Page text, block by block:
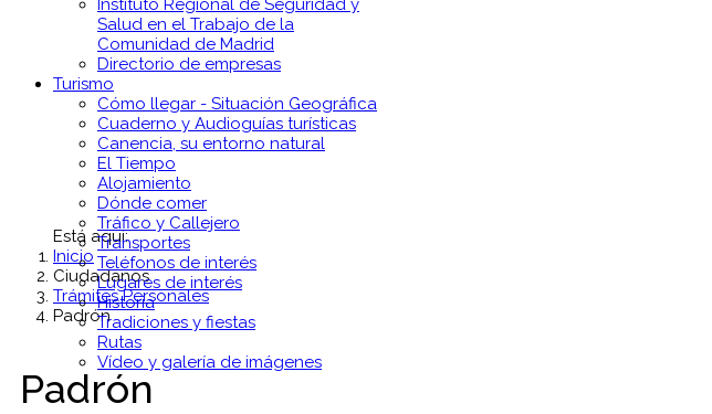
Instituto Regional de Seguridad y
Salud en el Trabajo de la
Comunidad de Madrid
Directorio de empresas
Turismo
Cómo llegar - Situación Geográfica
Cuaderno y Audioguías turísticas
Canencia, su entorno natural
El Tiempo
Alojamiento
Dónde comer
Tráfico y Callejero
Transportes
Teléfonos de interés
Lugares de interés
Historia
Tradiciones y fiestas
Rutas
Vídeo y galería de imágenes
Está aquí:
Inicio
Ciudadanos
Trámites Personales
Padrón
Padrón